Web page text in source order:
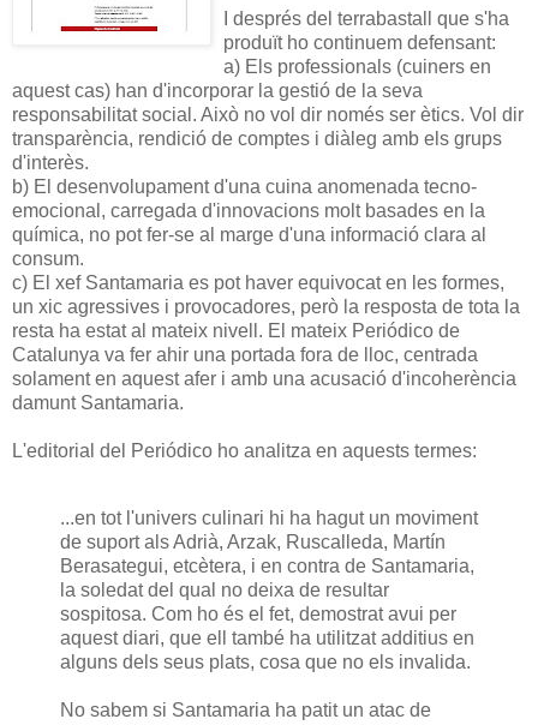
I després del terrabastall que s'ha
produït ho continuem defensant:
a) Els professionals (cuiners en
aquest cas) han d'incorporar la gestió de la seva
responsabilitat social. Això no vol dir només ser ètics. Vol dir
transparència, rendició de comptes i diàleg amb els grups
d'interès.
b) El desenvolupament d'una cuina anomenada tecno-
emocional, carregada d'innovacions molt basades en la
química, no pot fer-se al marge d'una informació clara al
consum.
c) El xef Santamaria es pot haver equivocat en les formes,
un xic agressives i provocadores, però la resposta de tota la
resta ha estat al mateix nivell. El mateix Periódico de
Catalunya va fer ahir una portada fora de lloc, centrada
solament en aquest afer i amb una acusació d'incoherència
damunt Santamaria.
L'editorial del Periódico ho analitza en aquests termes:
...en tot l'univers culinari hi ha hagut un moviment
de suport als Adrià, Arzak, Ruscalleda, Martín
Berasategui, etcètera, i en contra de Santamaria,
la soledat del qual no deixa de resultar
sospitosa. Com ho és el fet, demostrat avui per
aquest diari, que ell també ha utilitzat additius en
alguns dels seus plats, cosa que no els invalida.
No sabem si Santamaria ha patit un atac de